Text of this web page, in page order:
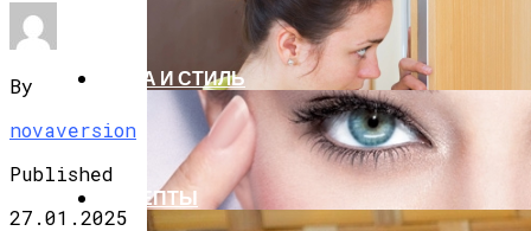
МОДА И СТИЛЬ
РЕЦЕПТЫ
By
novaversion
Published
27.01.2025